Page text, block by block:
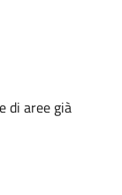
di aree già